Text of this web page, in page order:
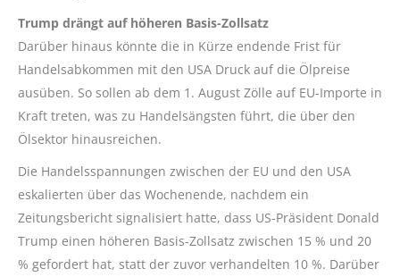
Trump drängt auf höheren Basis-Zollsatz
Darüber hinaus könnte die in Kürze endende Frist für
Handelsabkommen mit den USA Druck auf die Ölpreise
ausüben. So sollen ab dem 1. August Zölle auf EU-Importe in
Kraft treten, was zu Handelsängsten führt, die über den
Ölsektor hinausreichen.
Die Handelsspannungen zwischen der EU und den USA
eskalierten über das Wochenende, nachdem ein
Zeitungsbericht signalisiert hatte, dass US-Präsident Donald
Trump einen höheren Basis-Zollsatz zwischen 15 % und 20
% gefordert hat, statt der zuvor verhandelten 10 %. Darüber